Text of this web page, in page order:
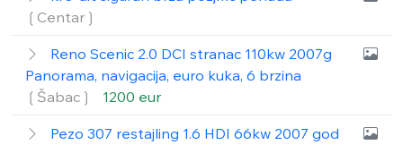
❲Centar❳
Reno Scenic 2.0 DCI stranac 110kw 2007g
Panorama, navigacija, euro kuka, 6 brzina
❲Šabac❳
1200 eur
Pezo 307 restajling 1.6 HDI 66kw 2007 god